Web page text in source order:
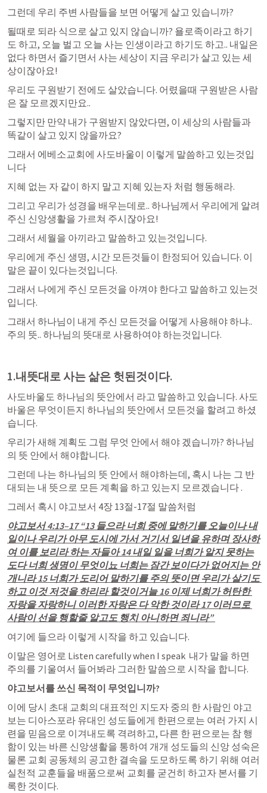
그런데 우리 주변 사람들을 보면 어떻게 살고 있습니까?
될때로 되라 식으로 살고 있지 않습니까? 욜로족이라고 하기
도 하고, 오늘 벌고 오늘 사는 인생이라고 하기도 하고.. 내일은
없다 하면서 즐기면서 사는 세상이 지금 우리가 살고 있는 세
상이잖아요!
우리도 구원받기 전에도 살았습니다. 어렸을때 구원받은 사람
은 잘 모르겠지만요..
그렇지만 만약 내가 구원받지 않았다면, 이 세상의 사람들과
똑같이 살고 있지 않을까요?
그래서 에베소교회에 사도바울이 이렇게 말씀하고 있는것입
니다
지혜 없는 자 같이 하지 말고 지혜 있는자 처럼 행동해라.
그리고 우리가 성경을 배우는데로.. 하나님께서 우리에게 알려
주신 신앙생활을 가르쳐 주시잖아요!
그래서 세월을 아끼라고 말씀하고 있는것입니다.
우리에게 주신 생명, 시간 모든것들이 한정되어 있습니다. 이
말은 끝이 있다는것입니다.
그래서 나에게 주신 모든것을 아껴야 한다고 말씀하고 있는것
입니다.
그래서 하나님이 내게 주신 모든것을 어떻게 사용해야 하냐..
주의 뜻.. 하나님의 뜻대로 사용하여야 하는것입니다.
1.내뜻대로 사는 삶은 헛된것이다.
사도바울도 하나님의 뜻안에서 라고 말씀하고 있습니다. 사도
바울은 무엇이든지 하나님의 뜻안에서 모든것을 할려고 하셨
습니다.
우리가 새해 계획도 그럼 무엇 안에서 해야 겠습니까? 하나님
의 뜻 안에서 해야합니다.
그런데 나는 하나님의 뜻 안에서 해야하는데, 혹시 나는 그 반
대되는 내 뜻으로 모든 계획을 하고 있는지 모르겠습니다 .
그레서 혹시 야고보서 4장 13절-17절 말씀처럼
야고보서 4:13–17 “13 들으라 너희 중에 말하기를 오늘이나 내
일이나 우리가 아무 도시에 가서 거기서 일년을 유하며 장사하
여 이를 보리라 하는 자들아 14 내일 일을 너희가 알지 못하는
도다 너희 생명이 무엇이뇨 너희는 잠간 보이다가 없어지는 안
개니라 15 너희가 도리어 말하기를 주의 뜻이면 우리가 살기도
하고 이것 저것을 하리라 할것이거늘 16 이제 너희가 허탄한
자랑을 자랑하니 이러한 자랑은 다 악한 것이라 17 이러므로
사람이 선을 행할줄 알고도 행치 아니하면 죄니라”
여기에 들으라 이렇게 시작을 하고 있습니다.
이말은 영어로 Listen carefully when I speak  내가 말을 하면
주의를 기울여서 들어봐라 그러한 말씀으로 시작을 합니다.
야고보서를 쓰신 목적이 무엇입니까?
이에 당시 초대 교회의 대표적인 지도자 중의 한 사람인 야고
보는 디아스포라 유대인 성도들에게 한편으로는 여러 가지 시
련을 믿음으로 이겨내도록 격려하고, 다른 한 편으로는 참 행
함이 있는 바른 신앙생활을 통하여 개개 성도들의 신앙 성숙은
물론 교회 공동체의 공고한 결속을 도모하도록 하기 위해 여러
실천적 교훈들을 배품으로써 교회를 굳건히 하고자 본서를 기
록한 것이다.